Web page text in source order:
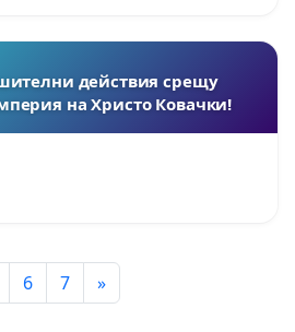
действия срещу
на Христо Ковачки!
6 7 »